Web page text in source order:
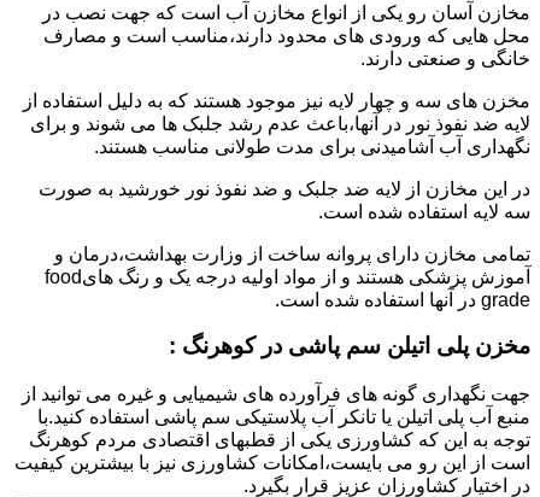
مخازن آسان رو یکی از انواع مخازن آب است که جهت نصب در
محل هایی که ورودی های محدود دارند،مناسب است و مصارف
خانگی و صنعتی دارند.
مخزن های سه و چهار لایه نیز موجود هستند که به دلیل استفاده از
لایه ضد نفوذ نور در آنها،باعث عدم رشد جلبک ها می شوند و برای
نگهداری آب آشامیدنی برای مدت طولانی مناسب هستند.
در این مخازن از لایه ضد جلبک و ضد نفوذ نور خورشید به صورت
سه لایه استفاده شده است.
تمامی مخازن دارای پروانه ساخت از وزارت بهداشت،درمان و
آموزش پزشکی هستند و از مواد اولیه درجه یک و رنگ هایfood
grade در آنها استفاده شده است.
مخزن پلی اتیلن سم پاشی در کوهرنگ :
جهت نگهداری گونه های فرآورده های شیمیایی و غیره می توانید از
منبع آب پلی اتیلن یا تانکر آب پلاستیکی سم پاشی استفاده کنید.با
توجه به این که کشاورزی یکی از قطبهای اقتصادی مردم کوهرنگ
است از این رو می بایست،امکانات کشاورزی نیز با بیشترین کیفیت
در اختیار کشاورزان عزیز قرار بگیرد.